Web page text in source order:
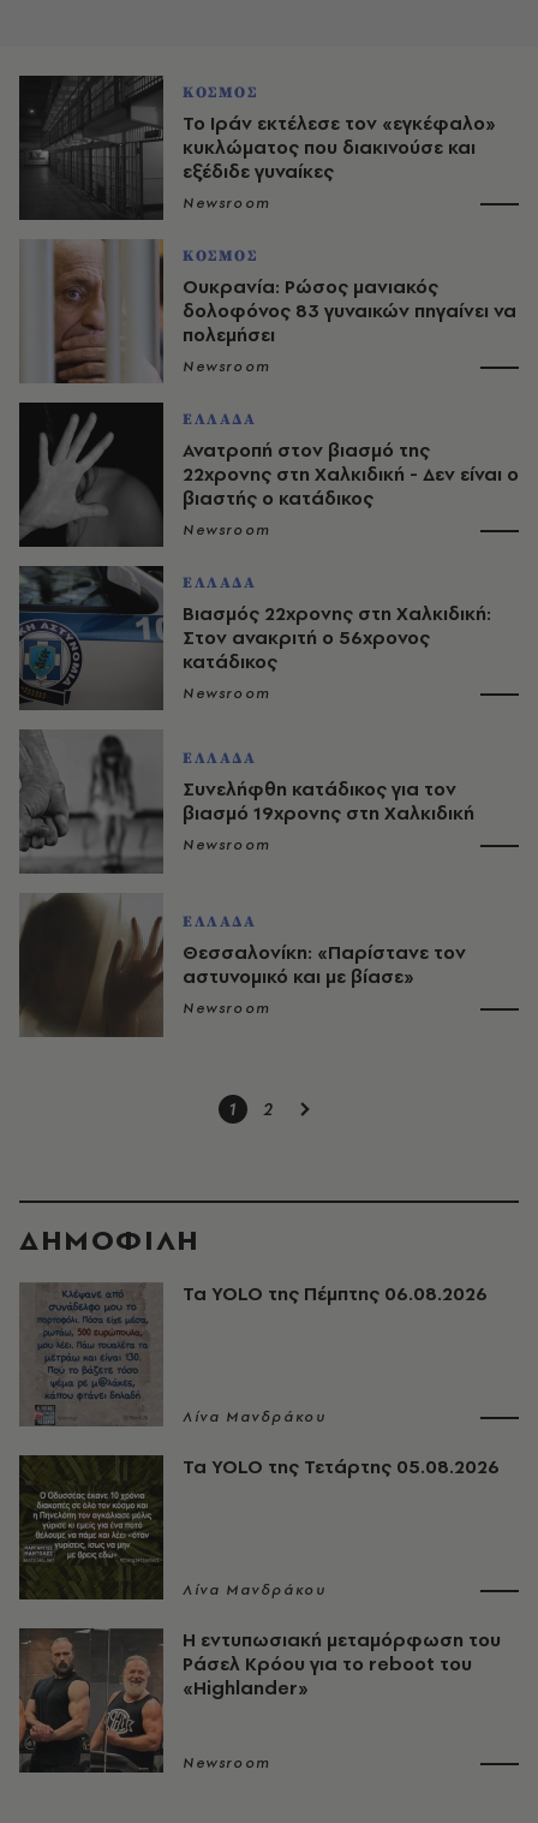
ΚΟΣΜΟΣ
Το Ιράν εκτέλεσε τον «εγκέφαλο»
κυκλώματος που διακινούσε και
εξέδιδε γυναίκες
Newsroom
ΚΟΣΜΟΣ
Ουκρανία: Ρώσος μανιακός
δολοφόνος 83 γυναικών πηγαίνει να
πολεμήσει
Newsroom
ΕΛΛΑΔΑ
Ανατροπή στον βιασμό της
22χρονης στη Χαλκιδική - Δεν είναι ο
βιαστής ο κατάδικος
Newsroom
ΕΛΛΑΔΑ
Βιασμός 22χρονης στη Χαλκιδική:
Στον ανακριτή ο 56χρονος
κατάδικος
Newsroom
ΕΛΛΑΔΑ
Συνελήφθη κατάδικος για τον
βιασμό 19χρονης στη Χαλκιδική
Newsroom
ΕΛΛΑΔΑ
Θεσσαλονίκη: «Παρίστανε τον
αστυνομικό και με βίασε»
Newsroom
1 2
ΔΗΜΟΦΙΛΗ
Τα YOLO της Πέμπτης 06.08.2026
Λίνα Μανδράκου
Τα YOLO της Τετάρτης 05.08.2026
Λίνα Μανδράκου
Η εντυπωσιακή μεταμόρφωση του
Ράσελ Κρόου για το reboot του
«Highlander»
Newsroom